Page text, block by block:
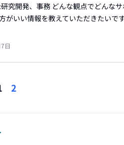
究開発、事務 どんな観点でどんな
いい情報を教えていただきたいで
日
2